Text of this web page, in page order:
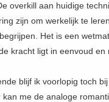
overkill aan huidige
zijn om werkelijk te
Het is een
kracht ligt in eenvoud en
blijf ik voorlopig toch
me de analoge